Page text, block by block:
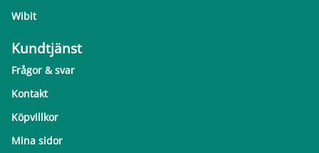
Wibit
Kundtjänst
Frågor & svar
Kontakt
Köpvillkor
Mina sidor